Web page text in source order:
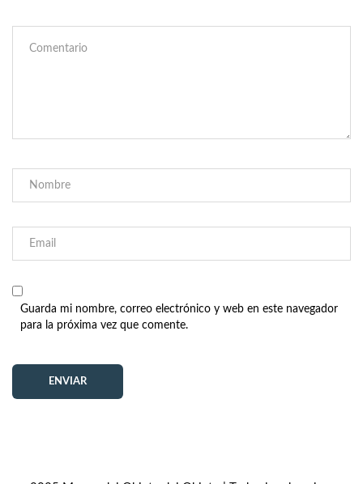
Guarda mi nombre, correo electrónico y web en este navegador
para la próxima vez que comente.